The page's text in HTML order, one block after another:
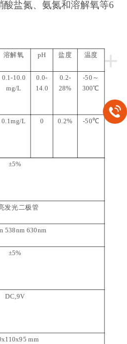
盐氮、氨氮和溶解氧等6
+
溶解氧 pH 盐度 温度
0.1-10.0
mg/L
0.0-
14.0
0.2-
28%
-50～
300℃
0.1mg/L 0 0.2% -50℃
±5%
发光二极管
538nm 630nm
±5%
DC,9V
mm